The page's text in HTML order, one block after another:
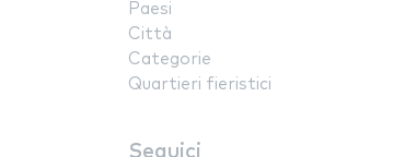
Paesi
Città
Categorie
Quartieri fieristici
Seguici